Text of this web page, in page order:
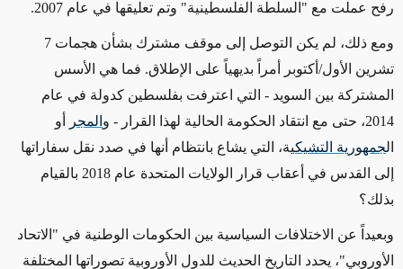
رفح عملت مع "السلطة الفلسطينية" وتم تعليقها في عام 2007.
ومع ذلك، لم يكن التوصل إلى موقف مشترك بشأن هجمات 7
تشرين الأول/أكتوبر أمراً بديهياً على الإطلاق. فما هي الأسس
المشتركة بين السويد - التي اعترفت بفلسطين كدولة في عام
2014، حتى مع انتقاد الحكومة الحالية لهذا القرار -
و المجر
أو
الجمهورية التشيكية، التي يشاع بانتظام أنها في صدد نقل سفاراتها
إلى القدس في أعقاب قرار الولايات المتحدة عام 2018 بالقيام
بذلك؟
وبعيداً عن الاختلافات السياسية بين الحكومات الوطنية في "الاتحاد
الأوروبي"، يحدد التاريخ الحديث للدول الأوروبية تصوراتها المختلفة